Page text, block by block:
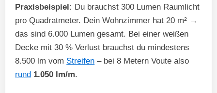
Praxisbeispiel: Du brauchst 300 Lumen Raumlicht
pro Quadratmeter. Dein Wohnzimmer hat 20 m² →
das sind 6.000 Lumen gesamt. Bei einer weißen
Decke mit 30 % Verlust brauchst du mindestens
8.500 lm vom Streifen – bei 8 Metern Voute also
rund 1.050 lm/m.